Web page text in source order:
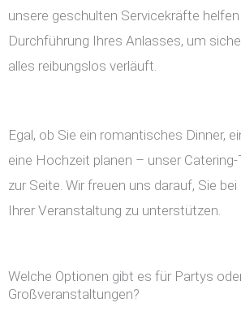
unsere geschulten Servicekräfte
Durchführung Ihres Anlasses, um
alles reibungslos verläuft.
Egal, ob Sie ein romantisches Dinner,
eine Hochzeit planen – unser
zur Seite. Wir freuen uns darauf, Sie
Ihrer Veranstaltung zu unterstützen.
Welche Optionen gibt es für Partys
Großveranstaltungen?